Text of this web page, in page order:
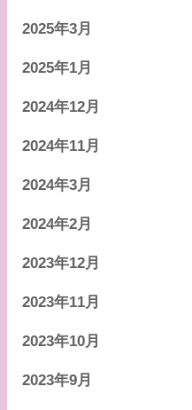
2025年3月
2025年1月
2024年12月
2024年11月
2024年3月
2024年2月
2023年12月
2023年11月
2023年10月
2023年9月